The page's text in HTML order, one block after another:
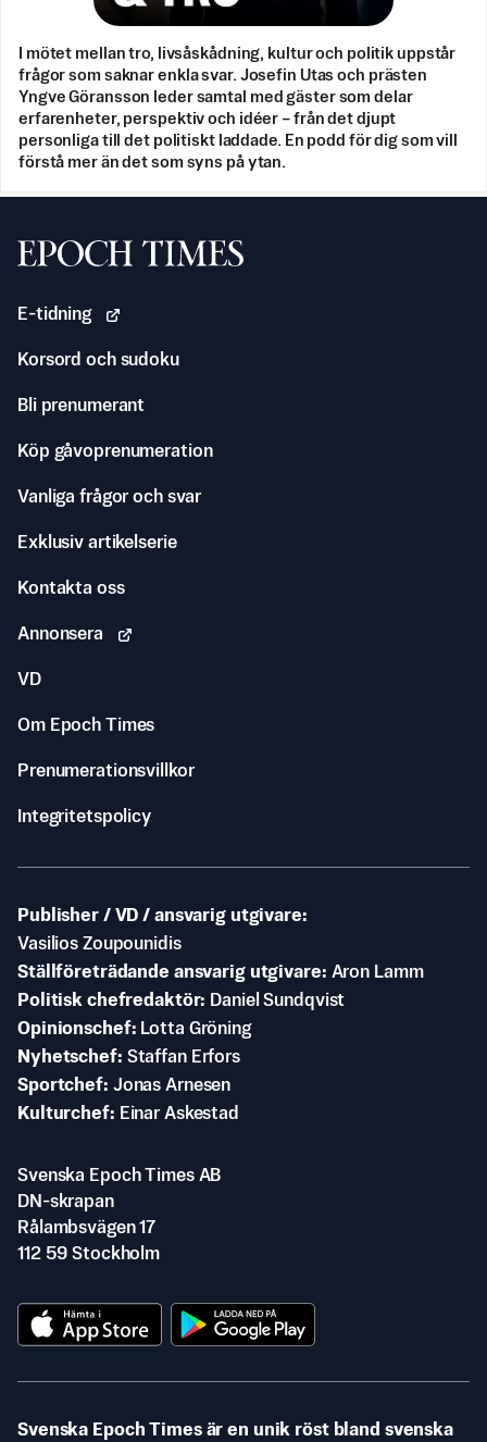
I mötet mellan tro, livsåskådning, kultur och politik uppstår
frågor som saknar enkla svar. Josefin Utas och prästen
Yngve Göransson leder samtal med gäster som delar
erfarenheter, perspektiv och idéer – från det djupt
personliga till det politiskt laddade. En podd för dig som vill
förstå mer än det som syns på ytan.
Svenska Epoch Times
E-tidning
Korsord och sudoku
Bli prenumerant
Köp gåvoprenumeration
Vanliga frågor och svar
Exklusiv artikelserie
Kontakta oss
Annonsera
VD
Om Epoch Times
Prenumerationsvillkor
Integritetspolicy
Publisher / VD / ansvarig utgivare
Vasilios Zoupounidis
Ställföreträdande ansvarig utgivare Aron Lamm
Politisk chefredaktör
Daniel Sundqvist
Opinionschef
Lotta Gröning
Nyhetschef Staffan Erfors
Sportchef Jonas Arnesen
Kulturchef
Einar Askestad
Svenska Epoch Times AB
DN-skrapan
Rålambsvägen 17
112 59 Stockholm
Svenska Epoch Times är en unik röst bland svenska